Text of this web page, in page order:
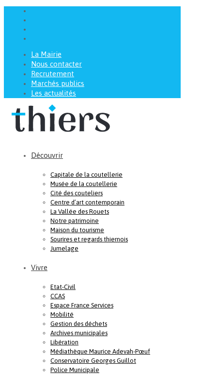
La Mairie
Nous contacter
Recrutement
Marchés publics
Les actualités
Découvrir
Capitale de la coutellerie
Musée de la coutellerie
Cité des couteliers
Centre d’art contemporain
La Vallée des Rouets
Notre patrimoine
Maison du tourisme
Sourires et regards thiernois
Jumelage
Vivre
Etat-Civil
CCAS
Espace France Services
Mobilité
Gestion des déchets
Archives municipales
Libération
Médiathèque Maurice Adevah-Pœuf
Conservatoire Georges Guillot
Police Municipale